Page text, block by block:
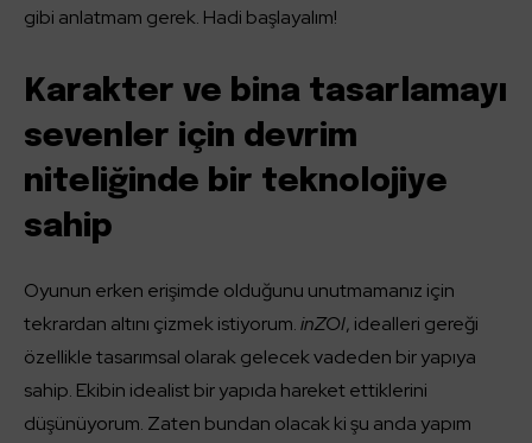
gibi anlatmam gerek. Hadi başlayalım!
Karakter ve bina tasarlamayı
sevenler için devrim
niteliğinde bir teknolojiye
sahip
Oyunun erken erişimde olduğunu unutmamanız için
tekrardan altını çizmek istiyorum.inZOI, idealleri gereği
özellikle tasarımsal olarak gelecek vadeden bir yapıya
sahip. Ekibin idealist bir yapıda hareket ettiklerini
düşünüyorum. Zaten bundan olacak ki şu anda yapım